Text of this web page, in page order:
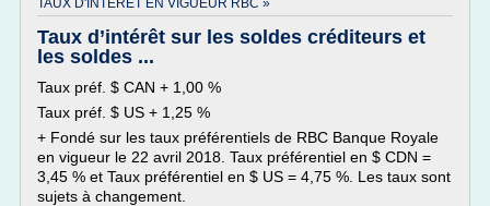
TAUX D'INTERET EN VIGUEUR RBC »
Taux d’intérêt sur les soldes créditeurs et
les soldes ...
Taux préf. $ CAN + 1,00 %
Taux préf. $ US + 1,25 %
+ Fondé sur les taux préférentiels de RBC Banque Royale
en vigueur le 22 avril 2018. Taux préférentiel en $ CDN =
3,45 % et Taux préférentiel en $ US = 4,75 %. Les taux sont
sujets à changement.